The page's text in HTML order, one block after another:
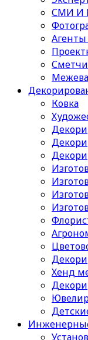
СМИ И
Ковка
Хенд